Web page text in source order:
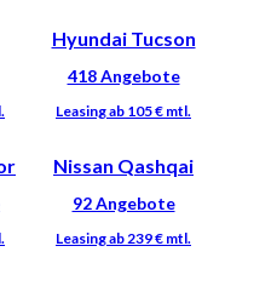
Hyundai Tucson
Nissan Qashqai